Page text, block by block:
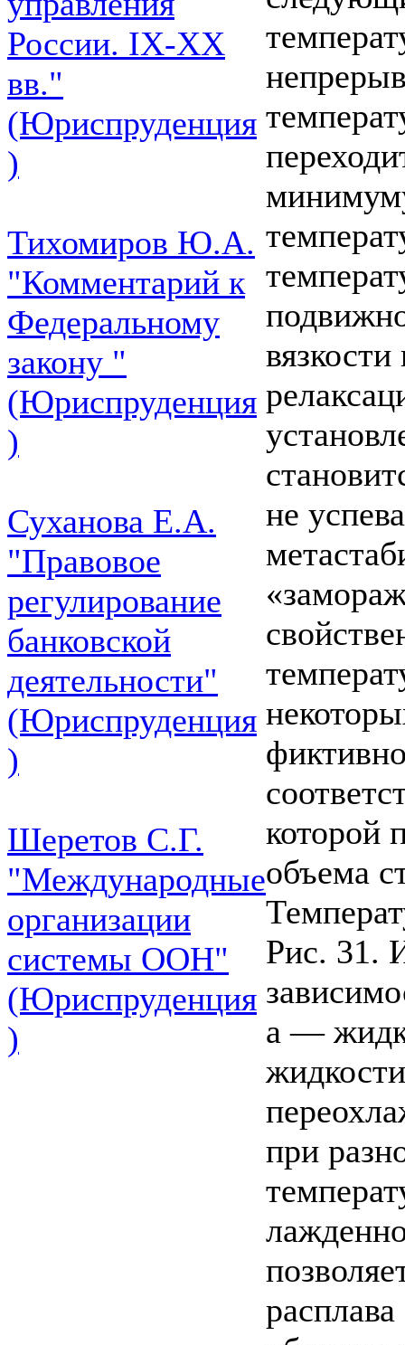
России. IХ-ХХ
вв."
(Юриспруденция
)
Тихомиров Ю.А.
"Комментарий к
Федеральному
закону "
(Юриспруденция
)
Суханова Е.А.
"Правовое
регулирование
банковской
деятельности"
(Юриспруденция
)
Шеретов С.Г.
"Международные
организации
системы ООН"
(Юриспруденция
)
не
которой
объема
Рис. 31.
а —
при